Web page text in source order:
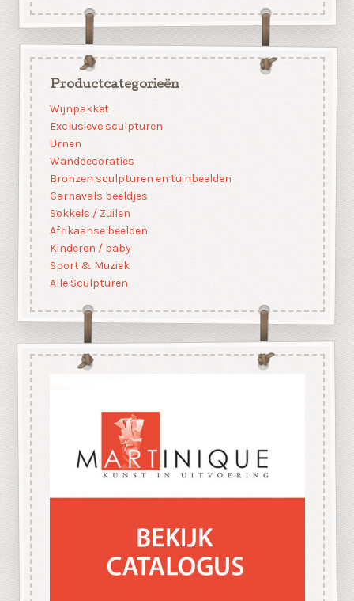
Productcategorieën
Wijnpakket
Exclusieve sculpturen
Urnen
Wanddecoraties
Bronzen sculpturen en tuinbeelden
Carnavals beeldjes
Sokkels / Zuilen
Afrikaanse beelden
Kinderen / baby
Sport & Muziek
Alle Sculpturen